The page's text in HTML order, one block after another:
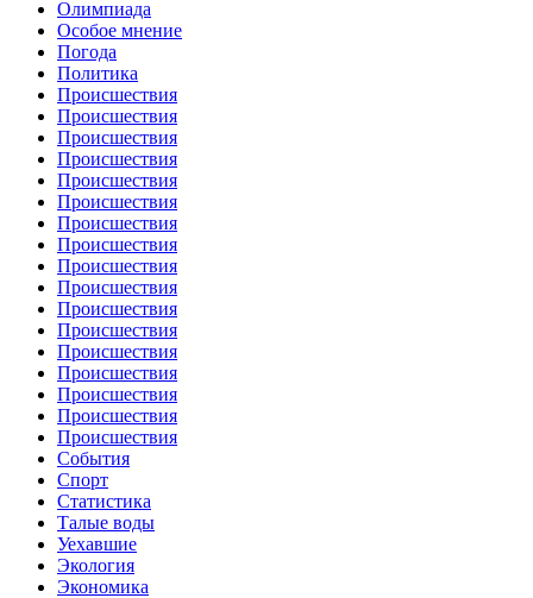
Олимпиада
Особое мнение
Погода
Политика
Происшествия
Происшествия
Происшествия
Происшествия
Происшествия
Происшествия
Происшествия
Происшествия
Происшествия
Происшествия
Происшествия
Происшествия
Происшествия
Происшествия
Происшествия
Происшествия
Происшествия
События
Спорт
Статистика
Талые воды
Уехавшие
Экология
Экономика